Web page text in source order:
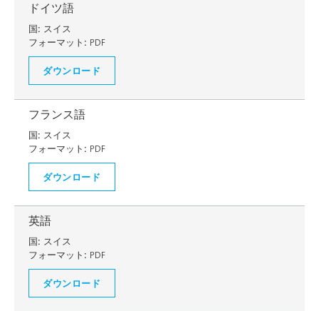
ドイツ語
国: スイス
フォーマット: PDF
ダウンロード
フランス語
国: スイス
フォーマット: PDF
ダウンロード
英語
国: スイス
フォーマット: PDF
ダウンロード